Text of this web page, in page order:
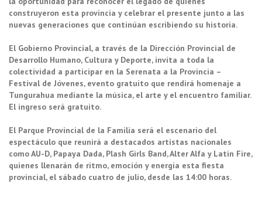
construyeron esta provincia y celebrar el presente junto a las
nuevas generaciones que continúan escribiendo su historia.
El Gobierno Provincial, a través de la Dirección Provincial de
Desarrollo Humano, Cultura y Deporte, invita a toda la
colectividad a participar en la Serenata a la Provincia –
Festival de Jóvenes, evento gratuito que rendirá homenaje a
Tungurahua mediante la música, el arte y el encuentro familiar.
El ingreso será gratuito.
El Parque Provincial de la Familia será el escenario del
espectáculo que reunirá a destacados artistas nacionales
como AU-D, Papaya Dada, Plash Girls Band, Alter Alfa y Latin Fire,
quienes llenarán de ritmo, emoción y energía esta fiesta
provincial, el sábado cuatro de julio, desde las 14:00 horas.